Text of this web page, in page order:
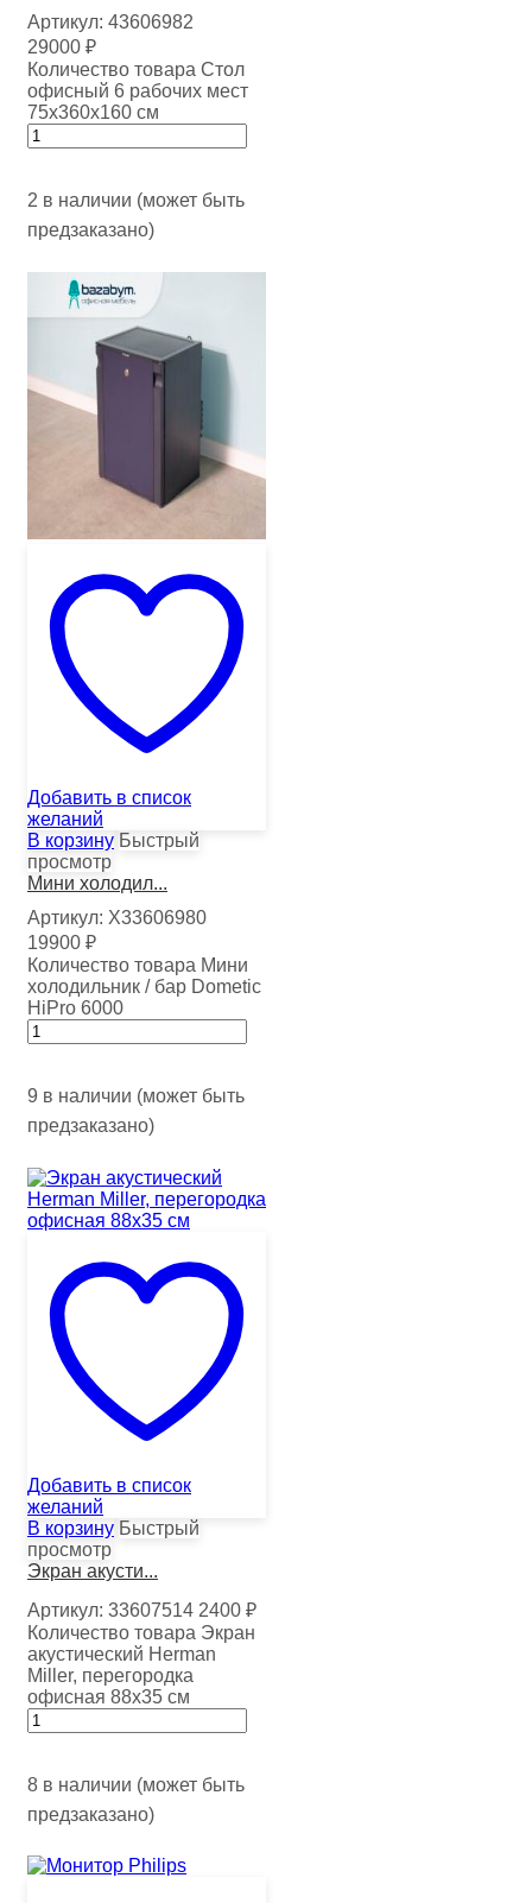
Артикул: 43606982
29000 ₽
Количество товара Стол
офисный 6 рабочих мест
75х360х160 см
2 в наличии (может быть
предзаказано)
Добавить в список
желаний
В корзину Быстрый
просмотр
Мини холодил...
Артикул: Х33606980
19900 ₽
Количество товара Мини
холодильник / бар Dometic
HiPro 6000
9 в наличии (может быть
предзаказано)
Добавить в список
желаний
В корзину Быстрый
просмотр
Экран акусти...
Артикул: 33607514 2400 ₽
Количество товара Экран
акустический Herman
Miller, перегородка
офисная 88х35 см
8 в наличии (может быть
предзаказано)